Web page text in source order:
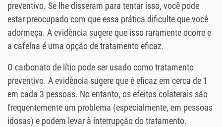
preventivo. Se lhe disseram para tentar isso, você pode
estar preocupado com que essa prática dificulte que você
adormeça. A evidência sugere que isso raramente ocorre e
a cafeína é uma opção de tratamento eficaz.
O carbonato de lítio pode ser usado como tratamento
preventivo. A evidência sugere que é eficaz em cerca de 1
em cada 3 pessoas. No entanto, os efeitos colaterais são
frequentemente um problema (especialmente, em pessoas
idosas) e podem levar à interrupção do tratamento.